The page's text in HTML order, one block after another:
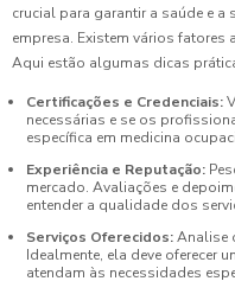
crucial para garantir a saúde e
empresa. Existem vários fatores
Aqui estão algumas dicas
Certificações e Credenciais:
necessárias e se os
específica em medicina
Experiência e Reputação:
mercado. Avaliações e
entender a qualidade dos
Serviços Oferecidos:Analise
Idealmente, ela deve oferecer
atendam às necessidades